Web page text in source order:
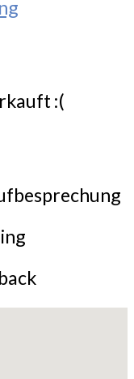
:(